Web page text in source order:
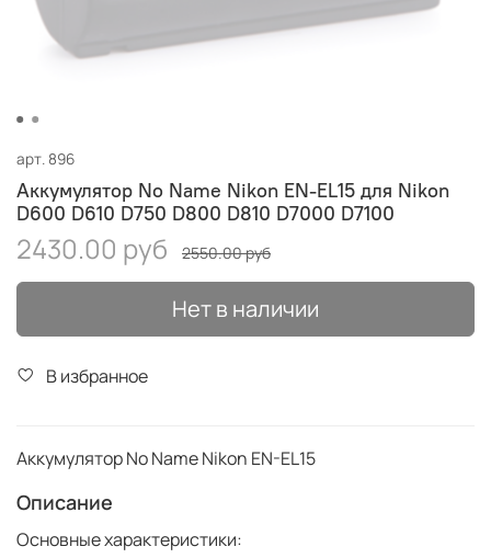
арт.896
Аккумулятор No Name Nikon EN-EL15 для Nikon
D600 D610 D750 D800 D810 D7000 D7100
2430.00 руб 2550.00 руб
Нет в наличии
В избранное
Аккумулятор No Name Nikon EN-EL15
Описание
Основные характеристики: